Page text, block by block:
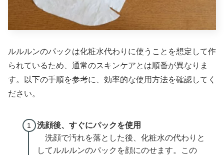
ルルルンのパックは化粧水代わりに使うことを想定して作
られているため、通常のスキンケアとは順番が異なりま
す。以下の手順を参考に、効率的な使用方法を確認してく
ださい。
洗顔後、すぐにパックを使用
洗顔で汚れを落とした後、化粧水の代わりと
してルルルンのパックを顔にのせます。この